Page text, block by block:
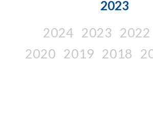
2023
2024 2023 2022
2020 2019 2018